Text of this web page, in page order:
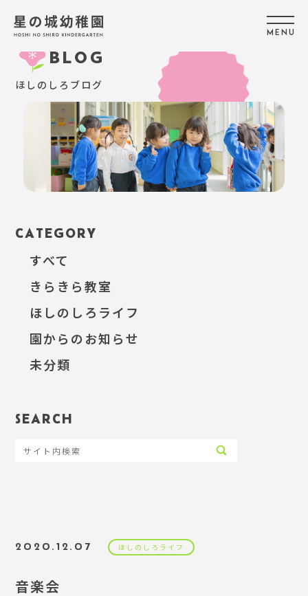
M E N U
BLOG
ほしのしろブログ
CATEGORY
すべて
きらきら教室
ほしのしろライフ
園からのお知らせ
未分類
SEARCH
2020.12.07 ほしのしろライフ
音楽会